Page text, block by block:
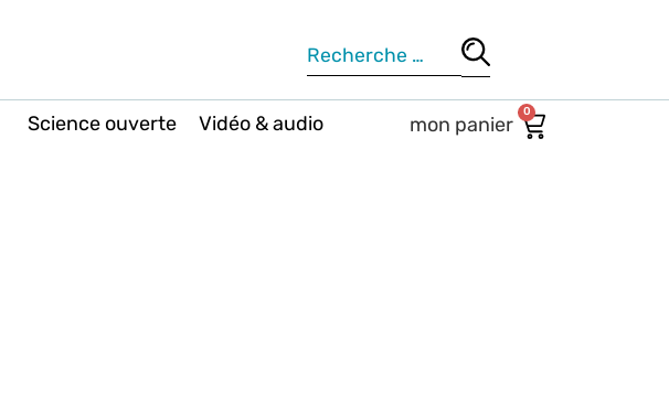
Science ouverte Vidéo & audio 0